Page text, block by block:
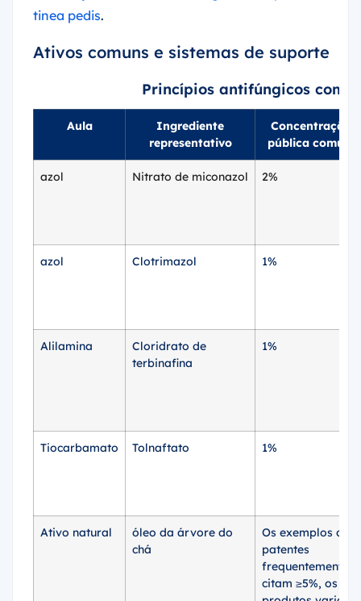
tinea pedis.
Ativos comuns e sistemas de suporte
Princípios antifúngicos
Aula
Ingrediente
representativo
Concentração
pública comum
azol Nitrato de miconazol 2%
azol Clotrimazol 1%
Alilamina
Cloridrato de
terbinafina
1%
Tiocarbamato Tolnaftato 1%
Ativo natural
óleo da árvore do
chá
Os exemplos de
patentes
frequentemente
citam ≥5%, os